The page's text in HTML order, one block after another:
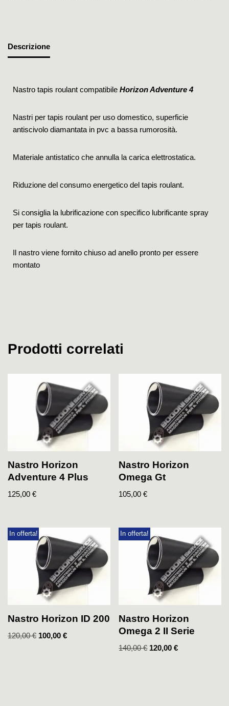
Descrizione
Nastro tapis roulant compatibile Horizon Adventure 4
Nastri per tapis roulant per uso domestico, superficie
antiscivolo diamantata in pvc a bassa rumorosità.
Materiale antistatico che annulla la carica elettrostatica.
Riduzione del consumo energetico del tapis roulant.
Si consiglia la lubrificazione con specifico lubrificante spray
per tapis roulant.
Il nastro viene fornito chiuso ad anello pronto per essere
montato
Prodotti correlati
Nastro Horizon
Adventure 4 Plus
125,00 €
Nastro Horizon
Omega Gt
105,00€
In offerta!
Nastro Horizon ID 200
120,00€ 100,00 €
In offerta!
Nastro Horizon
Omega 2 II Serie
140,00€ 120,00€